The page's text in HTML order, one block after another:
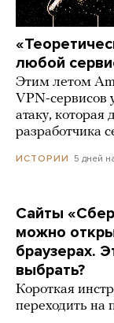
любой
Этим летом
VPN-
атаку,
разработчика
ИСТОРИИ 5 дней
Сайты
можно
браузерах.
выбрать?
Короткая
переходить на